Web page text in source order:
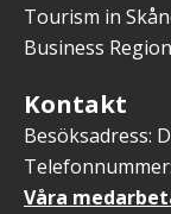
Tourism in
Business
Kontakt
Besöksadress:
Våra